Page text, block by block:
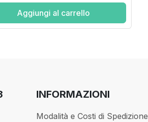
Aggiungi al carrello
INFORMAZIONI
Modalità e Costi di Spedizione